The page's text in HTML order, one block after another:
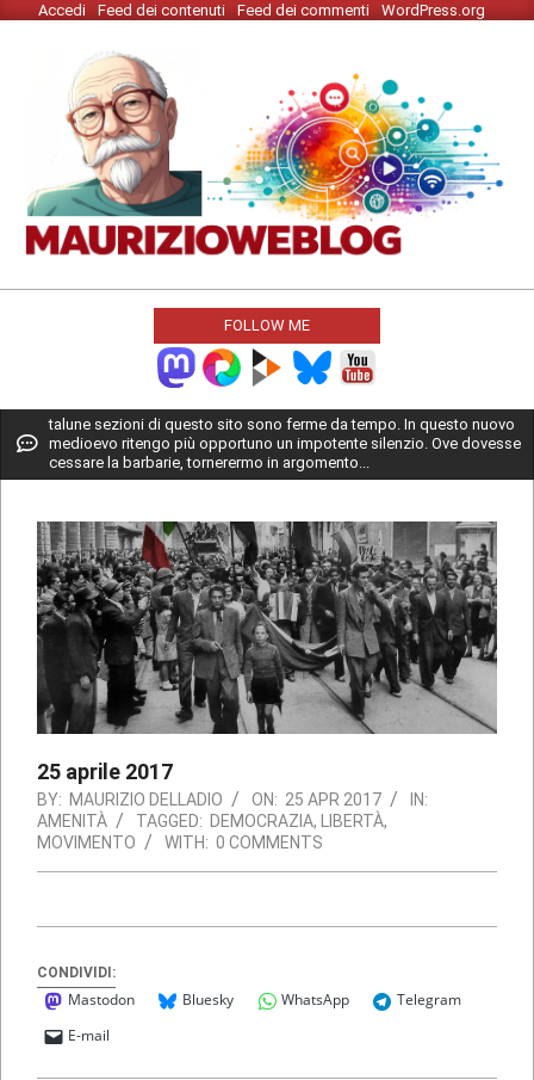
Skip Accedi Feed dei contenuti Feed dei commenti WordPress.org
MAURIZIO
WEBLOG
FOLLOW ME
Primary
Navigation
Menu
talune sezioni di questo sito sono ferme da tempo. In questo nuovo
medioevo ritengo più opportuno un impotente silenzio. Ove dovesse
cessare la barbarie, tornerermo in argomento...
25 aprile 2017
BY: MAURIZIO DELLADIO ON: 25 APR 2017
IN:
AMENITÀ
TAGGED: DEMOCRAZIA, LIBERTÀ,
MOVIMENTO
WITH: 0 COMMENTS
CONDIVIDI:
Mastodon Bluesky WhatsApp
Telegram
E-mail